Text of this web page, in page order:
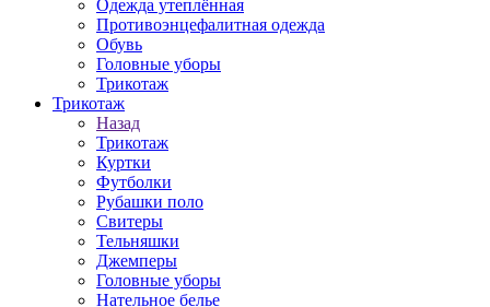
Одежда утеплённая
Противоэнцефалитная одежда
Обувь
Головные уборы
Трикотаж
Трикотаж
Назад
Трикотаж
Куртки
Футболки
Рубашки поло
Свитеры
Тельняшки
Джемперы
Головные уборы
Нательное белье